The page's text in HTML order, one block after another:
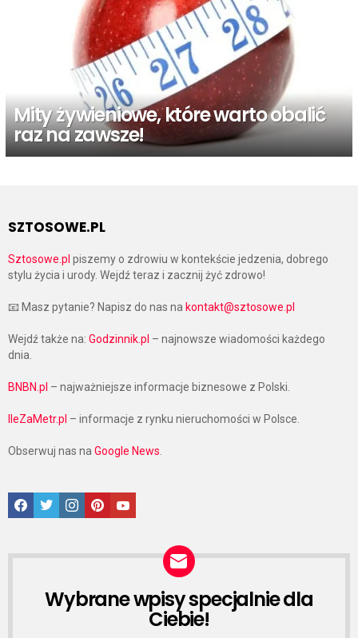
Mity żywieniowe, które warto obalić
raz na zawsze!
SZTOSOWE.PL
Sztosowe.pl piszemy o zdrowiu w kontekście jedzenia, dobrego
stylu życia i urody. Wejdź teraz i zacznij żyć zdrowo!
📧 Masz pytanie? Napisz do nas na kontakt@sztosowe.pl
Wejdź także na: Godzinnik.pl – najnowsze wiadomości każdego
dnia.
BNBN.pl – najważniejsze informacje biznesowe z Polski.
IleZaMetr.pl – informacje z rynku nieruchomości w Polsce.
Obserwuj nas na Google News
Facebook
TwitterInstagramPinterestGoogle News
NEWSLETTER
Wybrane wpisy specjalnie dla
Ciebie!